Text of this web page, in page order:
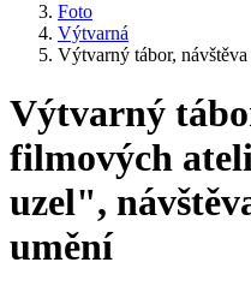
Foto
Výtvarná
Výtvarný tábor,
Výtvarný
filmových
uzel",
umění